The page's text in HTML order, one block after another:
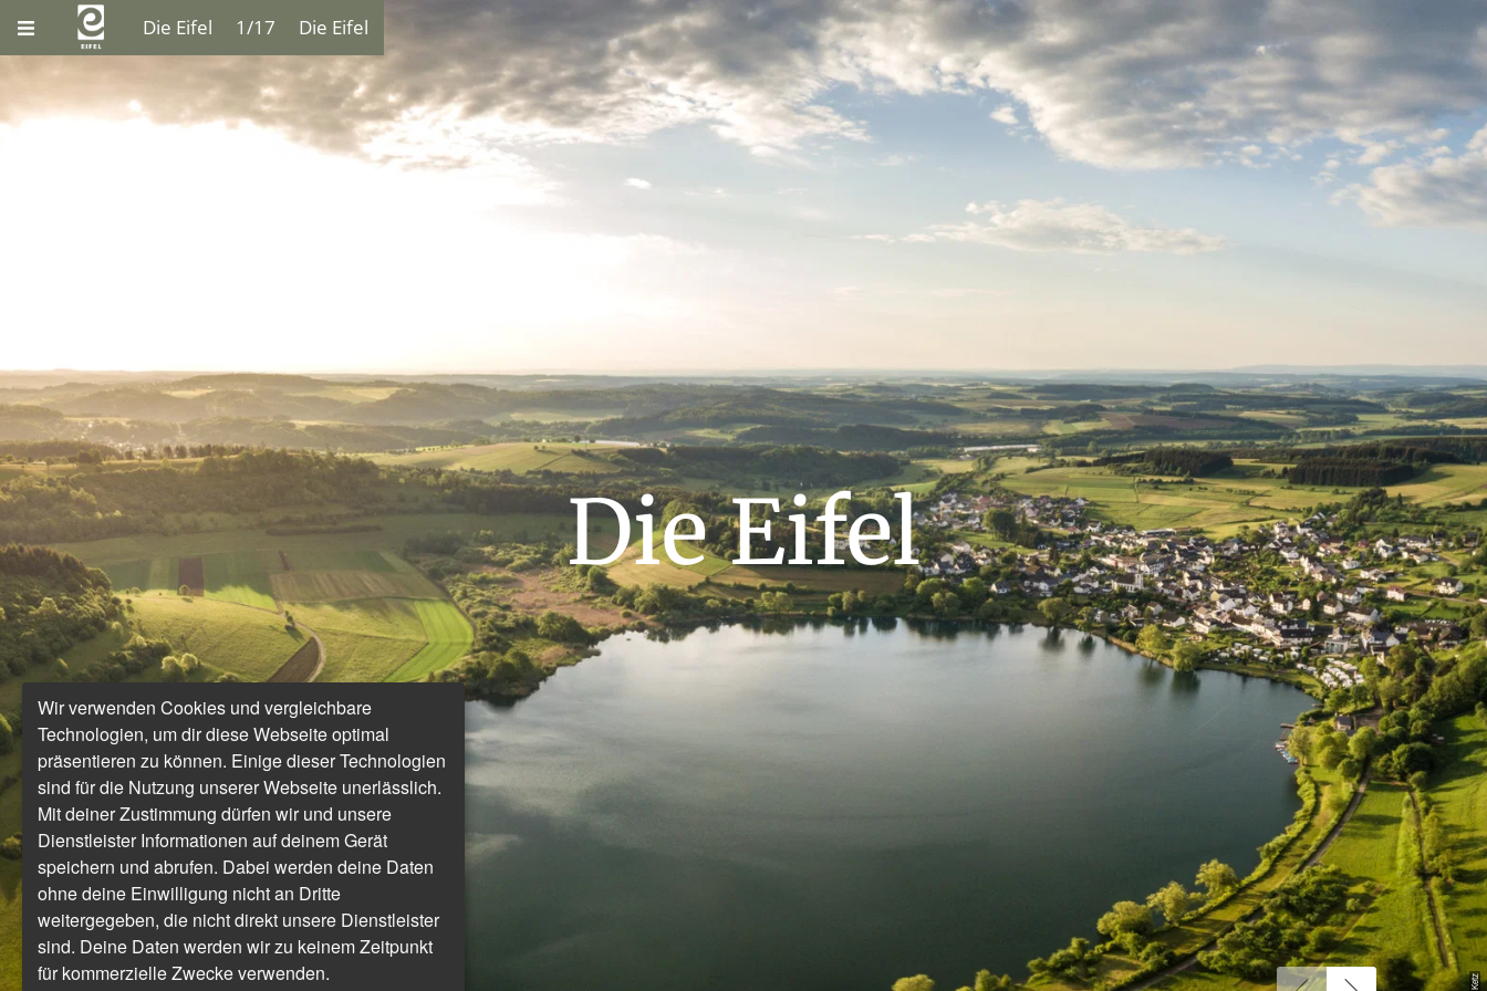
Die Eifel 1/17 Die Eifel
Die Eifel
Wir verwenden Cookies und vergleichbare
Technologien, um dir diese Webseite optimal
präsentieren zu können. Einige dieser Technologien
sind für die Nutzung unserer Webseite unerlässlich.
Mit deiner Zustimmung dürfen wir und unsere
Dienstleister Informationen auf deinem Gerät
speichern und abrufen. Dabei werden deine Daten
ohne deine Einwilligung nicht an Dritte
weitergegeben, die nicht direkt unsere Dienstleister
sind. Deine Daten werden wir zu keinem Zeitpunkt
für kommerzielle Zwecke verwenden.